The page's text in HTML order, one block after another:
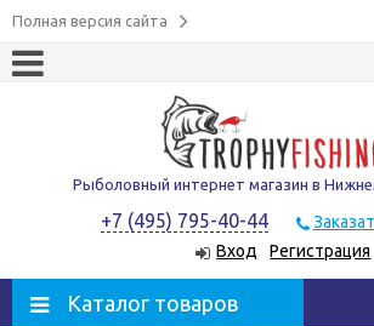
Полная версия сайта
Рыболовный интернет магазин в
+7 (495) 795-40-44
Вход
Регистрация
Каталог товаров